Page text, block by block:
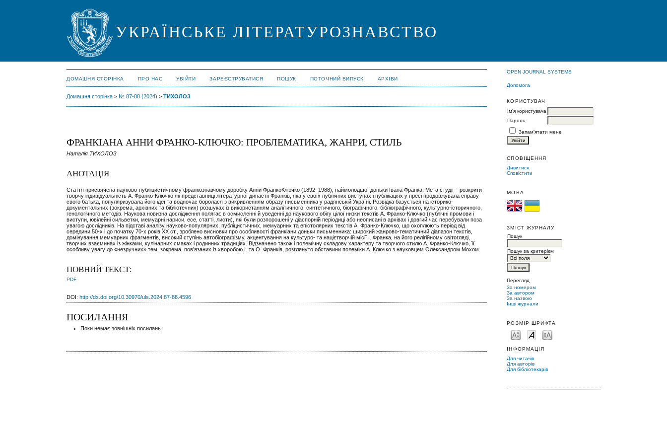
УКРАЇНСЬКЕ ЛІТЕРАТУРОЗНАВСТВО
OPEN JOURNAL SYSTEMS
Допомога
КОРИСТУВАЧ
Ім'я користувача
Пароль
Запам'ятати мене
СПОВІЩЕННЯ
Дивитися
Сповістити
МОВА
ЗМІСТ ЖУРНАЛУ
Пошук
Пошук за критерієм
Перегляд
За номером
За автором
За назвою
Інші журнали
РОЗМІР ШРИФТА
ІНФОРМАЦІЯ
Для читачів
Для авторів
Для бібліотекарів
ДОМАШНЯ СТОРІНКА ПРО НАС УВІЙТИ ЗАРЕЄСТРУВАТИСЯ ПОШУК ПОТОЧНИЙ ВИПУСК АРХІВИ
Домашня сторінка > № 87-88 (2024) >ТИХОЛОЗ
ФРАНКІАНА АННИ ФРАНКО-КЛЮЧКО: ПРОБЛЕМАТИКА, ЖАНРИ, СТИЛЬ
Наталія ТИХОЛОЗ
АНОТАЦІЯ
Стаття присвячена науково-публіцистичному франкознавчому доробку Анни ФранкоКлючко (1892–1988), наймолодшої доньки Івана Франка. Мета студії – розкрити
творчу індивідуальність А. Франко-Ключко як представниці літературної династії Франків, яка у своїх публічних виступах і публікаціях у пресі продовжувала справу
свого батька, популяризувала його ідеї та водночас боролася з викривленням образу письменника у радянській Україні. Розвідка базується на історико-
документальних (зокрема, архівних та бібліотечних) розшуках із використанням аналітичного, синтетичного, біографічного, бібліографічного, культурно-історичного,
генологічного методів. Наукова новизна дослідження полягає в осмисленні й уведенні до наукового обігу цілої низки текстів А. Франко-Ключко (публічні промови і
виступи, ювілейні сильветки, мемуарні нариси, есе, статті, листи), які були розпорошені у діаспорній періодиці або неописані в архівах і довгий час перебували поза
увагою дослідників. На підставі аналізу науково-популярних, публіцистичних, мемуарних та епістолярних текстів А. Франко-Ключко, що охоплюють період від
середини 50-х і до початку 70-х років ХХ ст., зроблено висновки про особливості франкіани доньки письменника: широкий жанрово-тематичний діапазон текстів,
домінування мемуарних фрагментів, високий ступінь автобіографізму, акцентування на культуро- та націєтворчій місії І. Франка, на його релігійному світогляді,
творчих взаєминах із жінками, кулінарних смаках і родинних традиціях. Відзначено також і полемічну складову характеру та творчого стилю А. Франко-Ключко, її
особливу увагу до «незручних» тем, зокрема, пов’язаних із хворобою І. та О. Франків, розглянуто обставини полеміки А. Ключко з науковцем Олександром Мохом.
ПОВНИЙ ТЕКСТ:
PDF
DOI:http://dx.doi.org/10.30970/uls.2024.87-88.4596
ПОСИЛАННЯ
Поки немає зовнішніх посилань.